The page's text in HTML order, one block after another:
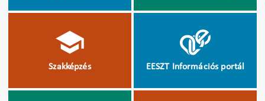
Szakképzés EESZT Információs portál